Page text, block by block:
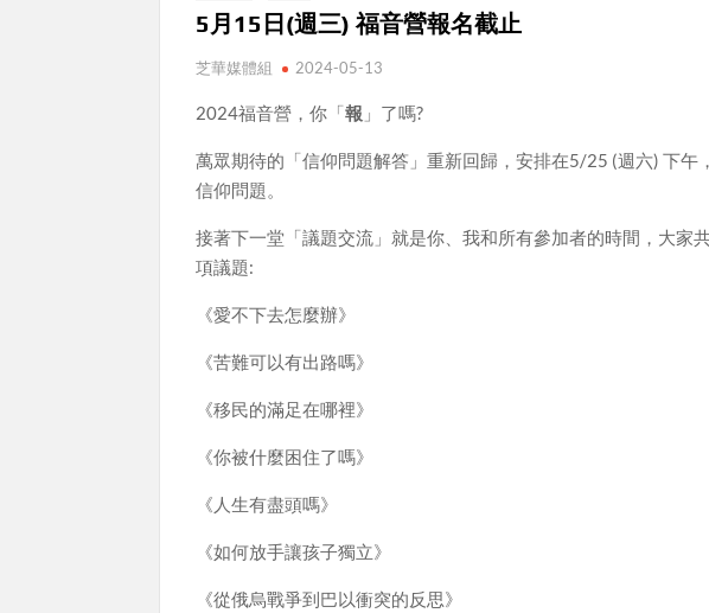
5月15日(週三) 福音營報名截止
芝華媒體組 2024-05-13
2024福音營，你「報 」了嗎?
萬眾期待的「信仰問題解答」重新回歸，安排在5/25 (週六) 下
信仰問題。
接著下一堂「議題交流」就是你、我和所有參加者的時間，大家
項議題:
《愛不下去怎麼辦》
《苦難可以有出路嗎》
《移民的滿足在哪裡》
《你被什麼困住了嗎》
《人生有盡頭嗎》
《如何放手讓孩子獨立》
《從俄烏戰爭到巴以衝突的反思》